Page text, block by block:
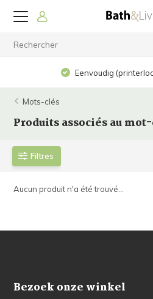
Eenvoudig
Mots-clés
Produits associés au mot-
Filtres
Aucun produit n'a été trouvé...
Bezoek onze winkel